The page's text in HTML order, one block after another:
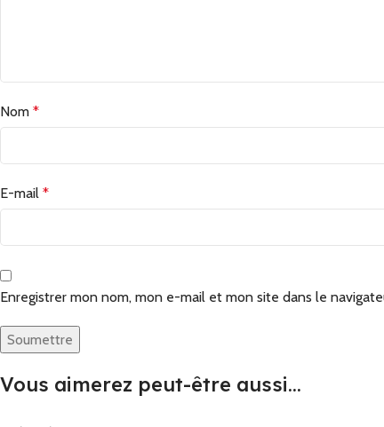
Nom *
E-mail *
Enregistrer mon nom, mon e-mail et mon site dans le
Vous aimerez peut-être aussi…